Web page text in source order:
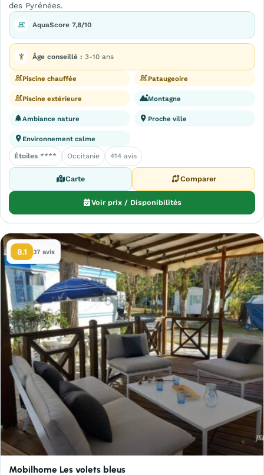
des Pyrénées.
AquaScore 7,8/10
Âge conseillé : 3-10 ans
Piscine chauffée Pataugeoire
Piscine extérieure Montagne
Ambiance nature Proche ville
Environnement calme
Étoiles **** Occitanie 414 avis
Carte Comparer
Voir prix / Disponibilités
8.1 37 avis
Mobilhome Les volets bleus